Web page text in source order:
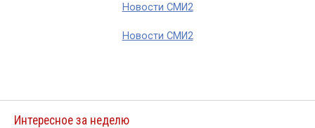
Новости СМИ2
Новости СМИ2
Интересное за неделю